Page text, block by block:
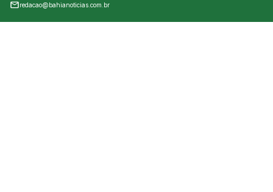
redacao@bahianoticias.com.br